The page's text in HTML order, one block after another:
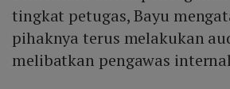
tingkat petugas, Bayu
pihaknya terus melakukan
melibatkan pengawas